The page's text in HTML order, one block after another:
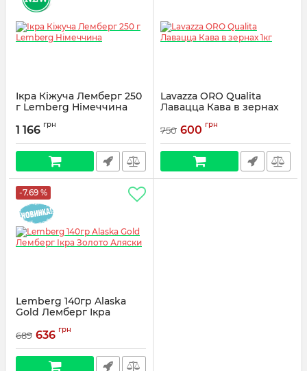
Ікра Кіжуча Лемберг 250
г Lemberg Німеччина
1 166 грн
Lavazza ORO Qualita
Лавацца Кава в зернах
750 600 грн
-7.69 %
Lemberg 140гр Alaska
Gold Лемберг Ікра
689 636 грн